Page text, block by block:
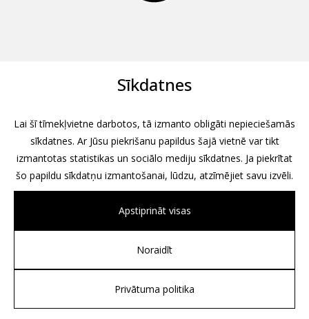
All rights reserved, 2026
Associates, Partners et Sons
Sīkdatnes
Lai šī tīmekļvietne darbotos, tā izmanto obligāti nepieciešamās
sīkdatnes. Ar Jūsu piekrišanu papildus šajā vietnē var tikt
izmantotas statistikas un sociālo mediju sīkdatnes. Ja piekrītat
šo papildu sīkdatņu izmantošanai, lūdzu, atzīmējiet savu izvēli.
Apstiprināt visas
Noraidīt
Privātuma politika